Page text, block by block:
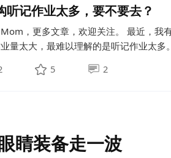
听记作业太多，要不要去？
，更多文章，欢迎关注。 最近，我
量太大，最难以理解的是听记作业太多
5 2
睛装备走一波